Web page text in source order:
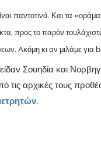
παντοτινά. Και τα
προς το παρόν
Aκόμη κι αν μιλάμε
Σουηδία και
τις αρχικές τους